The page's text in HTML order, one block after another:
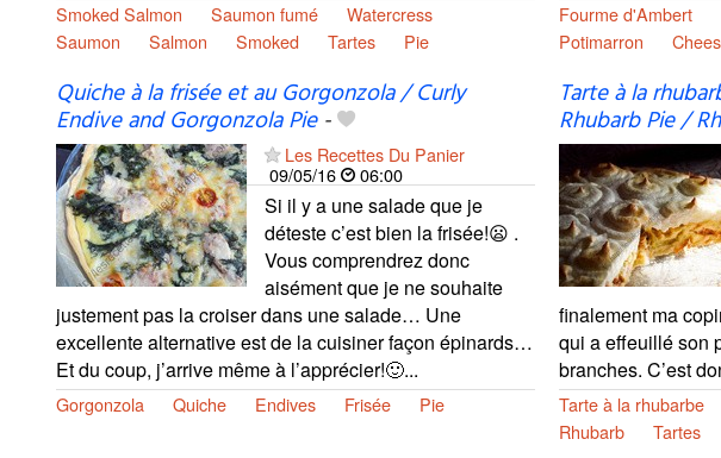
Smoked Salmon Saumon fumé
Watercress
Saumon
Salmon Smoked Tartes Pie
Fourme d'Ambert
Potimarron
Quiche à la frisée et au Gorgonzola / Curly
Endive and Gorgonzola Pie-
Les Recettes Du Panier
09/05/16
06:00
Si il y a une salade que je
déteste c’est bien la frisée!😦 .
Vous comprendrez donc
aisément que je ne souhaite
justement pas la croiser dans une salade… Une
excellente alternative est de la cuisiner façon épinards…
Et du coup, j’arrive même à l’apprécier!🙂...
Gorgonzola Quiche Endives Frisée Pie
Tarte à la
Rhubarb Pie /
finalement ma
qui a effeuillé son
branches. C’est
Tarte à la rhubarbe
Rhubarb
Tartes